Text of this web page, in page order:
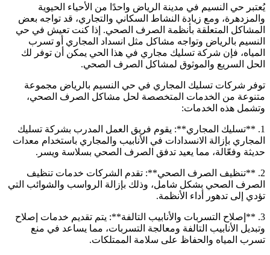
يُعتبر حي النسيم في مدينة الرياض واحدًا من الأحياء الحيوية
والمزدهرة، ومع زيادة النشاط السكاني والتجاري، قد تواجه بعض
المشاكل المتعلقة بأنظمة الصرف الصحي. إذا كنت تعيش في حي
النسيم بالرياض وتواجه مشاكل مثل انسداد المجاري أو تسرب
المياه، فإن شركة تسليك مجاري في هذا الحي يمكن أن توفر لك
الحل السريع والموثوق لمشاكل الصرف الصحي.
توفر شركات تسليك المجاري في حي النسيم بالرياض مجموعة
متنوعة من الخدمات المتخصصة لحل مشاكل الصرف الصحي،
وتشمل هذه الخدمات:
1. **تسليك المجاري**: يقوم فريق العمل المدرب بشركة تسليك
المجاري بإزالة الانسدادات في الأنابيب والمجاري باستخدام معدات
حديثة وفعّالة، مما يعيد تدفق الصرف الصحي بسلاسة ويسر.
2. **تنظيف الصرف الصحي**: تقدم الشركات خدمات تنظيف
الصرف الصحي بشكل شامل، وذلك بإزالة الرواسب والشوائب التي
تؤدي إلى تدهور أداء الأنظمة.
3. **إصلاح التسربات والأنابيب التالفة**: يتم تقديم خدمات إصلاح
وتبديل الأنابيب التالفة ومعالجة التسربات، مما يساعد في منع
تسرب المياه والحفاظ على سلامة الممتلكات.